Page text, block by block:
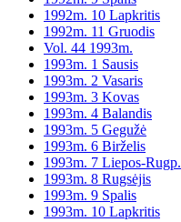
1992m. 10 Lapkritis
1992m. 11 Gruodis
Vol. 44 1993m.
1993m. 1 Sausis
1993m. 2 Vasaris
1993m. 3 Kovas
1993m. 4 Balandis
1993m. 5 Gegužė
1993m. 6 Birželis
1993m. 7 Liepos-Rugp.
1993m. 8 Rugsėjis
1993m. 9 Spalis
1993m. 10 Lapkritis